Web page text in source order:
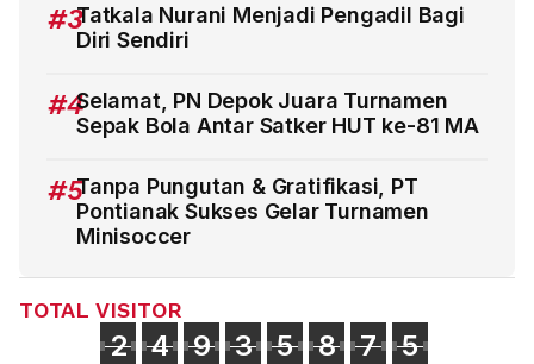
#3Tatkala Nurani Menjadi Pengadil Bagi
Diri Sendiri
#4Selamat, PN Depok Juara Turnamen
Sepak Bola Antar Satker HUT ke-81 MA
#5Tanpa Pungutan & Gratifikasi, PT
Pontianak Sukses Gelar Turnamen
Minisoccer
TOTAL VISITOR
2 4 9 3 5 8 7 5